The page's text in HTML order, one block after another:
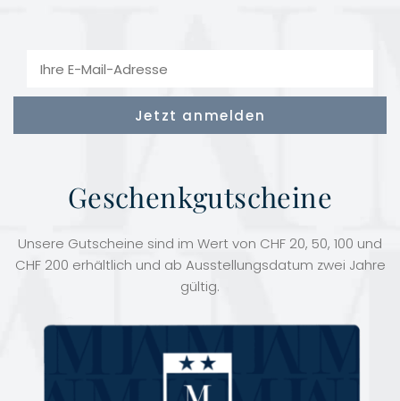
Geschenkgutscheine
Unsere Gutscheine sind im Wert von CHF 20, 50, 100 und
CHF 200 erhältlich und ab Ausstellungsdatum zwei Jahre
gültig.